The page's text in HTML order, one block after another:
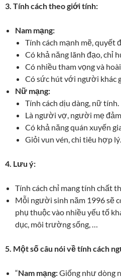
3. Tính cách theo giới tính:
Nam mạng:
Tính cách mạnh mẽ, quyết
Có khả năng lãnh đạo, chỉ
Có nhiều tham vọng và hoài
Có sức hút với người khác
Nữ mạng:
Tính cách dịu dàng, nữ tính.
Là người vợ, người mẹ
Có khả năng quán xuyến
Giỏi vun vén, chi tiêu hợp lý.
4. Lưu ý:
Tính cách chỉ mang tính chất
Mỗi người sinh năm 1996 sẽ
phụ thuộc vào nhiều yếu tố
dục, môi trường sống, …
5. Một số câu nói về tính cách
“Nam mạng:Giống như dòng